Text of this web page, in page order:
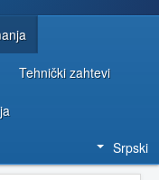
Tehnički zahtevi
Srpski